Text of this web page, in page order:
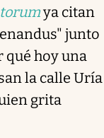
ya citan
junto
qué hoy una
la calle Uría
grita